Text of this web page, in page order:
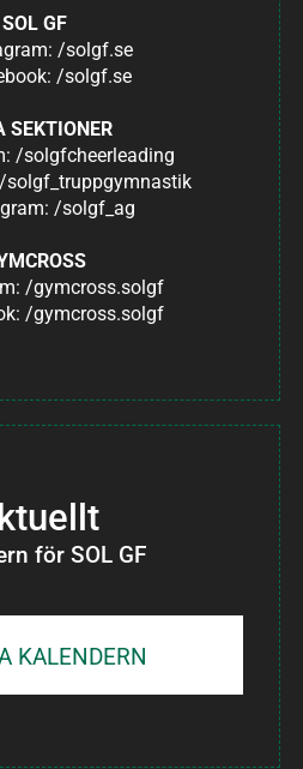
SOL GF
/solgf.se
/solgf.se
SEKTIONER
/solgfcheerleading
solgf_truppgymnastik
/solgf_ag
/gymcross.solgf
/gymcross.solgf
för SOL GF
KALENDERN